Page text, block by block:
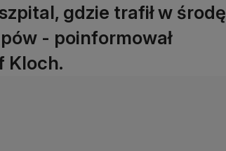
gdzie trafił w środę
- poinformował
Kloch.